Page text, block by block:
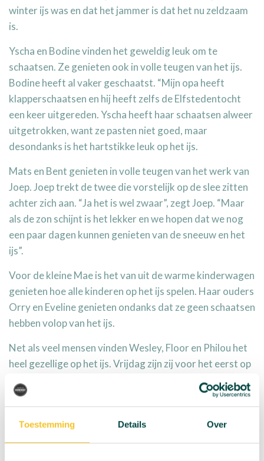
Toestemming Details Over
winter ijs was en dat het jammer is dat het nu zeldzaam
is.
Yscha en Bodine vinden het geweldig leuk om te
schaatsen. Ze genieten ook in volle teugen van het ijs.
Bodine heeft al vaker geschaatst. “Mijn opa heeft
klapperschaatsen en hij heeft zelfs de Elfstedentocht
een keer uitgereden. Yscha heeft haar schaatsen alweer
uitgetrokken, want ze pasten niet goed, maar
desondanks is het hartstikke leuk op het ijs.
Mats en Bent genieten in volle teugen van het werk van
Joep. Joep trekt de twee die vorstelijk op de slee zitten
achter zich aan. “Ja het is wel zwaar”, zegt Joep. “Maar
als de zon schijnt is het lekker en we hopen dat we nog
een paar dagen kunnen genieten van de sneeuw en het
ijs”.
Voor de kleine Mae is het van uit de warme kinderwagen
genieten hoe alle kinderen op het ijs spelen. Haar ouders
Orry en Eveline genieten ondanks dat ze geen schaatsen
hebben volop van het ijs.
Net als veel mensen vinden Wesley, Floor en Philou het
heel gezellige op het ijs. Vrijdag zijn zij voor het eerst op
het ijs geweest en ook zaterdag genieten ze weer met
volle teugen. “Ik heb nog nooit meegemaakt dat er
voor het eerst op de nieuwe schaatsen die ze met
Sinterklaas heeft gekregen. Alle drie hebben ze al